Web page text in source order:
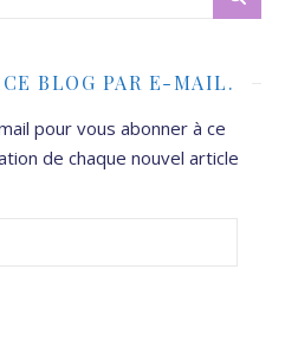
BLOG PAR E-MAIL.
pour vous abonner à ce
de chaque nouvel article